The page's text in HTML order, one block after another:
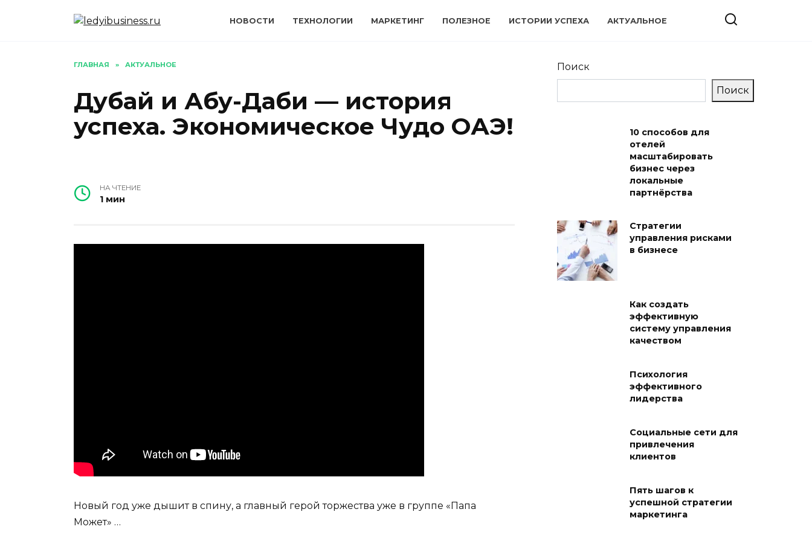
НОВОСТИ ТЕХНОЛОГИИ МАРКЕТИНГ ПОЛЕЗНОЕ ИСТОРИИ УСПЕХА АКТУАЛЬНОЕ
ГЛАВНАЯ » АКТУАЛЬНОЕ
Дубай и Абу-Даби — история
успеха. Экономическое Чудо ОАЭ!
НА ЧТЕНИЕ
1 мин
Новый год уже дышит в спину, а главный герой торжества уже в группе «Папа
Может» …
Поиск
Поиск
10 способов для
отелей
масштабировать
бизнес через
локальные
партнёрства
Стратегии
управления рисками
в бизнесе
Как создать
эффективную
систему управления
качеством
Психология
эффективного
лидерства
Социальные сети для
привлечения
клиентов
Пять шагов к
успешной стратегии
маркетинга